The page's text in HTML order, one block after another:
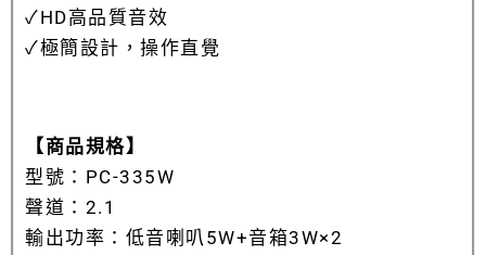
✓HD高品質音效
✓極簡設計，操作直覺
【商品規格】
型號：PC-335W
聲道：2.1
輸出功率：低音喇叭5W+音箱3W×2